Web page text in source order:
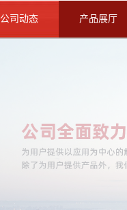
公司动态 产品展厅